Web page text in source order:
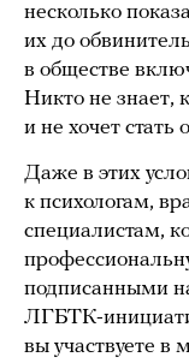
несколько
их до
в обществе
Никто не знает,
и не хочет
Даже в этих
к психологам,
специалистам,
подписанными
ЛГБТК-
вы участвуете